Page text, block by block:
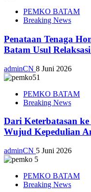
PEMKO BATAM
Breaking News
Penataan Tenaga
Batam Usul
adminCN 8 Juni 2026
PEMKO BATAM
Breaking News
Dari Keterbatasan
Wujud Kepedulian
adminCN 5 Juni 2026
PEMKO BATAM
Breaking News